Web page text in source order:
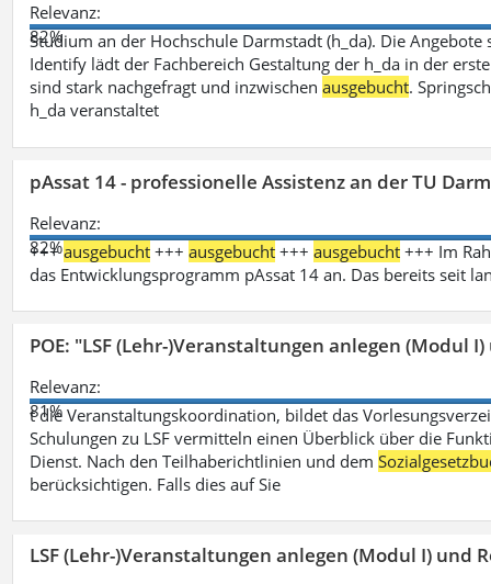
Relevanz:
82%
Studium an der Hochschule Darmstadt (h_da). Die
Identify lädt der Fachbereich Gestaltung der h_da in der
sind stark nachgefragt und inzwischenausgebucht.
h_da veranstaltet
pAssat 14 - professionelle Assistenz an der TU
Relevanz:
82%
+++ausgebucht +++ausgebucht +++ausgebucht +++ Im
das Entwicklungsprogramm pAssat 14 an. Das bereits seit
POE: "LSF (Lehr-)Veranstaltungen anlegen (Modul
Relevanz:
81%
t die Veranstaltungskoordination, bildet das
Schulungen zu LSF vermitteln einen Überblick über die
Dienst. Nach den Teilhaberichtlinien und dem
berücksichtigen. Falls dies auf Sie
LSF (Lehr-)Veranstaltungen anlegen (Modul I) und